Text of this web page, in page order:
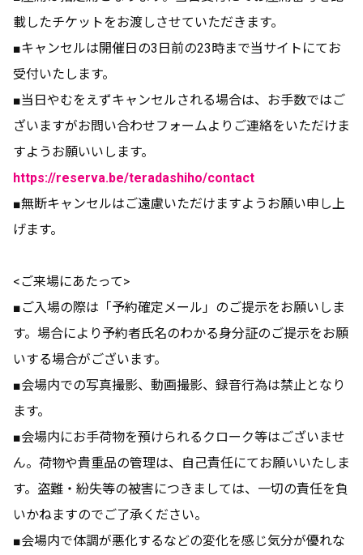
載したチケットをお渡しさせていただきます。
■キャンセルは開催日の3日前の23時まで当サイトにてお
受付いたします。
■当日やむをえずキャンセルされる場合は、お手数ではご
ざいますがお問い合わせフォームよりご連絡をいただけま
すようお願いいします。
https://reserva.be/teradashiho/contact
■無断キャンセルはご遠慮いただけますようお願い申し上
げます。
<ご来場にあたって>
■ご入場の際は「予約確定メール」のご提示をお願いしま
す。場合により予約者氏名のわかる身分証のご提示をお願
いする場合がございます。
■会場内での写真撮影、動画撮影、録音行為は禁止となり
ます。
■会場内にお手荷物を預けられるクローク等はございませ
ん。荷物や貴重品の管理は、自己責任にてお願いいたしま
す。盗難・紛失等の被害につきましては、一切の責任を負
いかねますのでご了承ください。
■会場内で体調が悪化するなどの変化を感じ気分が優れな